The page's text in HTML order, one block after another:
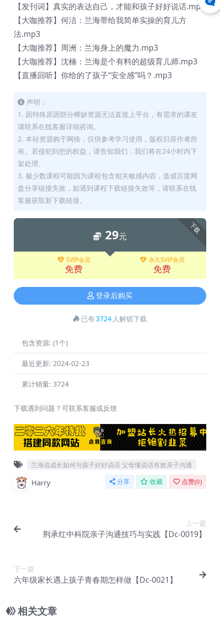
【发刊词】真实的表达自己，才能和孩子好好说话.mp3
【大咖推荐】何洁：兰海带给我简单实操的育儿方
法.mp3
【大咖推荐】周洲：兰海身上的魔力.mp3
【大咖推荐】沈楠：兰海是个有料的超级育儿师.mp3
【直播回听】你给的了孩子“安全感”吗？.mp3
声明：
1. 因特殊原因部分稀缺资源无法直接上平台，有需求的课友
请联系在线客服详细咨询。
2. 本站资源购于网络，仅供参考学习使用，版权归原作者所
有。若侵犯到您的权益，请告知我们，我们将在24小时内下
架处理。
3. 极少数课程可能因为课程包含相关敏感内容，造成百度网
盘分享链接失效，如遇到课程下载链接失效等，请联系在线
客服获取新下载链接。
下载
29元
SVIP会员
免费
永久SVIP会员
免费
登录后购买
已有3724 人解锁下载
包含资源: (1个)
最近更新: 2024-02-23
累计销量: 3724
下载遇到问题？可联系客服或反馈
兰海说成长如何与孩子好好说话 父母懂说话有效亲子沟通
Harry 分享 收藏 点赞(0)
上一篇
荆承红中科院亲子沟通技巧与实践【Dc-0019】
下一篇
六年级家长遇上孩子青春期怎样做【Dc-0021】
相关文章